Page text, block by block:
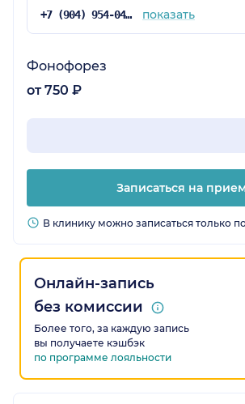
+7 (904) 954-04-97 показать
Фонофорез
от 750 ₽
Записаться на прием
В клинику можно записаться только
Онлайн-запись
без комиссии
Более того, за каждую запись
вы получаете кэшбэк
по программе лояльности